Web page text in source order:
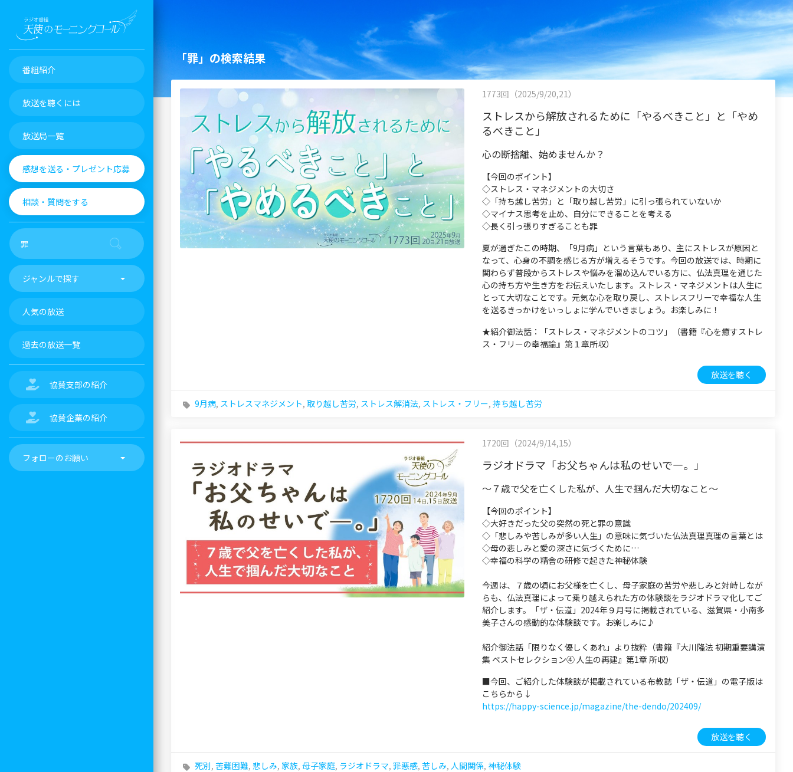
番組紹介
放送を聴くには
放送局一覧
感想を送る・プレゼント応募
相談・質問をする
ジャンルで探す
人気の放送
過去の放送一覧
協賛支部の紹介
協賛企業の紹介
フォローのお願い
「罪」の検索結果
1773回（2025/9/20,21）
ストレスから解放されるために「やるべきこと」と「やめ
るべきこと」
心の断捨離、始めませんか？
【今回のポイント】
◇ストレス・マネジメントの大切さ
◇「持ち越し苦労」と「取り越し苦労」に引っ張られていないか
◇マイナス思考を止め、自分にできることを考える
◇長く引っ張りすぎることも罪
夏が過ぎたこの時期、「9月病」という言葉もあり、主にストレスが原因と
なって、心身の不調を感じる方が増えるそうです。今回の放送では、時期に
関わらず普段からストレスや悩みを溜め込んでいる方に、仏法真理を通じた
心の持ち方や生き方をお伝えいたします。ストレス・マネジメントは人生に
とって大切なことです。元気な心を取り戻し、ストレスフリーで幸福な人生
を送るきっかけをいっしょに学んでいきましょう。お楽しみに！
★紹介御法話：「ストレス・マネジメントのコツ」（書籍『心を癒すストレ
ス・フリーの幸福論』第１章所収）
放送を聴く
9月病, ストレスマネジメント, 取り越し苦労, ストレス解消法, ストレス・フリー, 持ち越し苦労
1720回（2024/9/14,15）
ラジオドラマ「お父ちゃんは私のせいで―。」
～７歳で父を亡くした私が、人生で掴んだ大切なこと～
【今回のポイント】
◇大好きだった父の突然の死と罪の意識
◇「悲しみや苦しみが多い人生」の意味に気づいた仏法真理真理の言葉とは
◇母の悲しみと愛の深さに気づくために…
◇幸福の科学の精舎の研修で起きた神秘体験
今週は、７歳の頃にお父様を亡くし、母子家庭の苦労や悲しみと対峙しなが
らも、仏法真理によって乗り越えられた方の体験談をラジオドラマ化してご
紹介します。「ザ・伝道」2024年９月号に掲載されている、滋賀県・小南多
美子さんの感動的な体験談です。お楽しみに♪
紹介御法話「限りなく優しくあれ」より抜粋（書籍『大川隆法 初期重要講演
集 ベストセレクション④ 人生の再建』第1章 所収）
■今回、ご紹介した体験談が掲載されている布教誌「ザ・伝道」の電子版は
こちらから↓
https://happy-science.jp/magazine/the-dendo/202409/
放送を聴く
死別, 苦難困難, 悲しみ, 家族, 母子家庭, ラジオドラマ, 罪悪感, 苦しみ, 人間関係, 神秘体験